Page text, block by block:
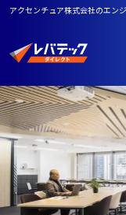
アクセンチュア株式会社のエン